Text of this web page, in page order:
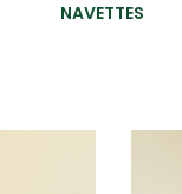
NAVETTES